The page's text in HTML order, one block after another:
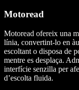
Motoread
Motoread ofereix una
línia, convertint-lo en
escoltant o disposa de
mentre es desplaça.
interfície senzilla per
d’escolta fluida.